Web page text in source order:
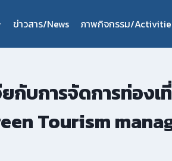
ข่าวสาร/News ภาพกิจกรรม/
กับการจัดการท่อง
Tourism